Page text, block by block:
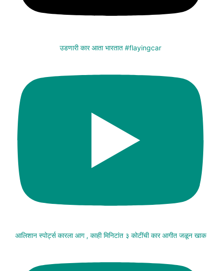
उडणारी कार आता भारतात #flayingcar
आलिशान स्पोर्ट्स कारला आग , काही मिनिटांत ३ कोटींची कार आगीत जळून खाक